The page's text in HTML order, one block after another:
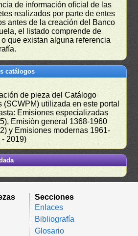
de información oficial de las
realizados por parte de entes
antes de la creación del Banco
el listado comprende de
que existan alguna referencia
catálogos
de pieza del Catálogo
(SCWPM) utilizada en este portal
Emisiones especializadas
Emisión general 1368-1960
y Emisiones modernas 1961-
- 2019)
Secciones
Enlaces
Bibliografía
Glosario